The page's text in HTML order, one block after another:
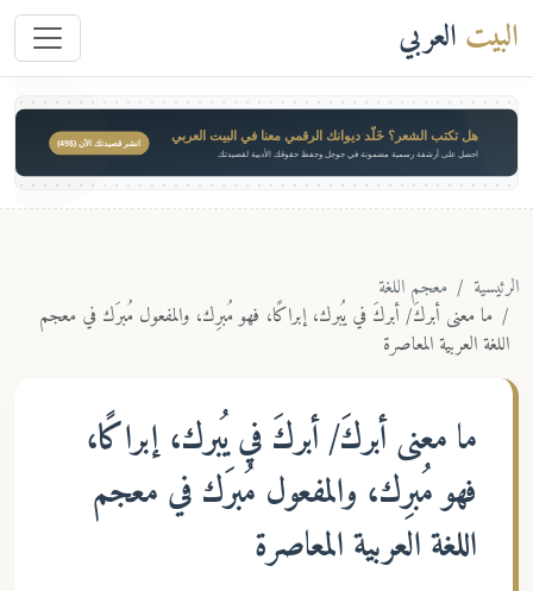
البيت العربي
هل تكتب الشعر؟ خَلّد ديوانك الرقمي معنا في البيت العربي
احصل على أرشفة رسمية مضمونة في جوجل وحفظ حقوقك الأدبية لقصيدتك
انشر قصيدتك الآن ($49)
الرئيسية
معجم اللغة
ما معنى أبركَ/ أبركَ في يُبرك، إبراكًا، فهو مُبرِك، والمفعول مُبرَك في معجم
اللغة العربية المعاصرة
ما معنىأبركَ/ أبركَ في يُبرك، إبراكًا،
فهو مُبرِك، والمفعول مُبرَك في معجم
اللغة العربية المعاصرة